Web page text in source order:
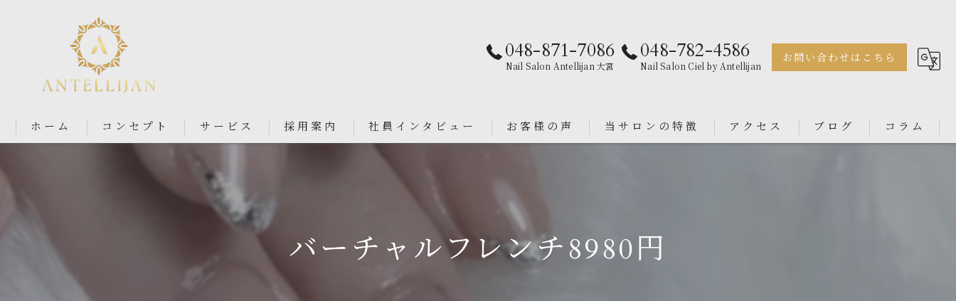
048-871-7086
Nail Salon Antellijan 大宮
048-782-4586
Nail Salon Ciel by Antellijan
お問い合わせはこちら
ホーム コンセプト サービス
Nail Salon Antellijan 大宮
Nail Salon Ciel By Antellijan
採用案内 社員インタビュー お客様の声 当サロンの特徴
ニュアンス
アクセス ブログ コラム
バーチャルフレンチ8980円